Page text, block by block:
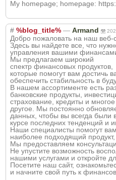
My homepage; homepage:
# %blog_title% — Armand
Добро пожаловать на наш веб-
Здесь вы найдете все, что
управления вашими
Мы предлагаем широкий
спектр финансовых продуктов,
которые помогут вам достичь
обеспечить стабильность в
В нашем ассортименте есть
банковские продукты,
страхование, кредиты и многое
другое. Мы постоянно
данных, чтобы вы всегда были
курсе последних тенденций и
Наши специалисты помогут
наиболее подходящий
Мы предоставляем
Не упустите возможность
нашими услугами и откройте
Посетите наш сайт,
и начните свой путь к